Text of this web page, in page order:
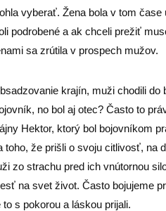
vyberať. Žena bola v tom
podrobené a ak chceli prežiť
sa zrútila v prospech mužov.
krajín, muži chodili
no bol aj otec? Často to
Hektor, ktorý bol bojovníkom
že prišli o svoju citlivosť, na
zo strachu pred ich vnútornou
na svet život. Často bojujeme
s pokorou a láskou prijali.